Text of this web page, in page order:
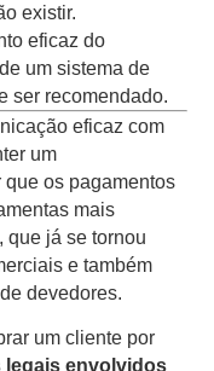
existir.
eficaz do
um sistema de
ser recomendado.
eficaz com
um
os pagamentos
mais
que já se tornou
e também
devedores.
um cliente por
legais envolvidos